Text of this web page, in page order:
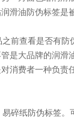
滑油防伪标签是
前查看是否有防
是大品牌的润滑
消费者一种负责
碎纸防伪标签。